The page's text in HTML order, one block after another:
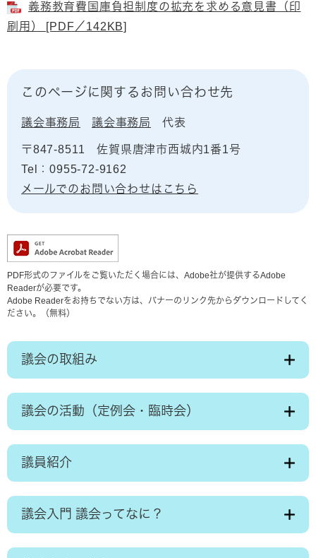
義務教育費国庫負担制度の拡充を求める意見書（印
刷用） [PDF／142KB]
このページに関するお問い合わせ先
議会事務局 議会事務局 代表
〒847-8511
佐賀県唐津市西城内1番1号
Tel：0955-72-9162
メールでのお問い合わせはこちら
PDF形式のファイルをご覧いただく場合には、Adobe社が提供するAdobe
Readerが必要です。
Adobe Readerをお持ちでない方は、バナーのリンク先からダウンロードしてく
ださい。（無料）
議会の取組み
議会の活動（定例会・臨時会）
議員紹介
議会入門 議会ってなに？